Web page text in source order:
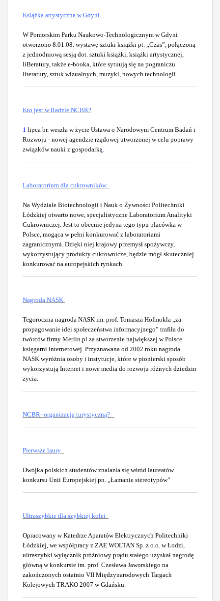
Książka artystyczna w Gdyni
W Pomorskim Parku Naukowo-Technologicznym w Gdyni
otworzono 8.01.08. wystawę sztuki książki pt. „Czas”, połączoną
z jednodniową sesją dot. sztuki książki, książki artystycznej,
liBeratury, także e-booka, które sytuują się na pograniczu
literatury, sztuk wizualnych, muzyki, nowych technologii.
Kto jest w Radzie NCBR?
1 lipca br. weszła w życie Ustawa o Narodowym Centrum Badań i
Rozwoju - nowej agendzie rządowej utworzonej w celu poprawy
związków nauki z gospodarką
Laboratorium dla cukrowników
Na Wydziale Biotechnologii i Nauk o Żywności Politechniki
Łódzkiej otwarto nowe, specjalistyczne Laboratorium Analityki
Cukrowniczej. Jest to obecnie jedyna tego typu placówka w
Polsce, mogąca w pełni konkurować z laboratoriami
zagranicznymi. Dzięki niej krajowy przemysł spożywczy,
wykorzystujący produkty cukrownicze, będzie mógł skuteczniej
konkurować na europejskich rynkach.
Nagroda NASK
Tegoroczna nagroda NASK im. prof. Tomasza Hofmokla „za
propagowanie idei społeczeństwa informacyjnego” trafiła do
twórców firmy Merlin.pl za stworzenie największej w Polsce
księgarni internetowej. Przyznawana od 2002 roku nagroda
NASK wyróżnia osoby i instytucje, które w pionierski sposób
wykorzystują Internet i nowe media do rozwoju różnych dziedzin
życia.
NCBR- organizacją turystyczną?
Pierwsze laury
Dwójka polskich studentów znalazła się wśród laureatów
konkursu Unii Europejskiej pn. „Łamanie stereotypów”
Ultraszybkie dla szybkiej kolei
Opracowany w Katedrze Aparatów Elektrycznych Politechniki
Łódzkiej, we współpracy z ZAE WOLTAN Sp. z o.o. w Łodzi,
ultraszybki wyłącznik próżniowy prądu stałego uzyskał nagrodę
główną w konkursie im. prof. Czesława Jaworskiego na
zakończonych ostatnio VII Międzynarodowych Targach
Kolejowych TRAKO 2007 w Gdańsku.